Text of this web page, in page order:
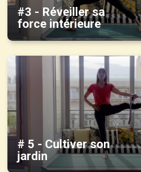
#3 - Réveiller sa
force intérieure
# 5 - Cultiver son
jardin